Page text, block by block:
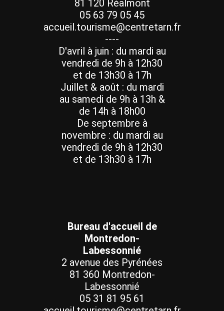
81 120 Réalmont
05 63 79 05 45
accueil.tourisme@centretarn.fr
----
D'avril à juin : du mardi au
vendredi de 9h à 12h30
et de 13h30 à 17h
Juillet & août : du mardi
au samedi de 9h à 13h &
de 14h à 18h00
De septembre à
novembre : du mardi au
vendredi de 9h à 12h30
et de 13h30 à 17h
Bureau d'accueil de
Montredon-
Labessonnié
2 avenue des Pyrénées
81 360 Montredon-
Labessonnié
05 31 81 95 61